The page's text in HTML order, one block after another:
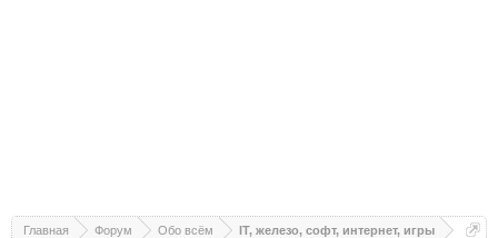
Главная Форум Обо всём IT, железо, софт, интернет, игры